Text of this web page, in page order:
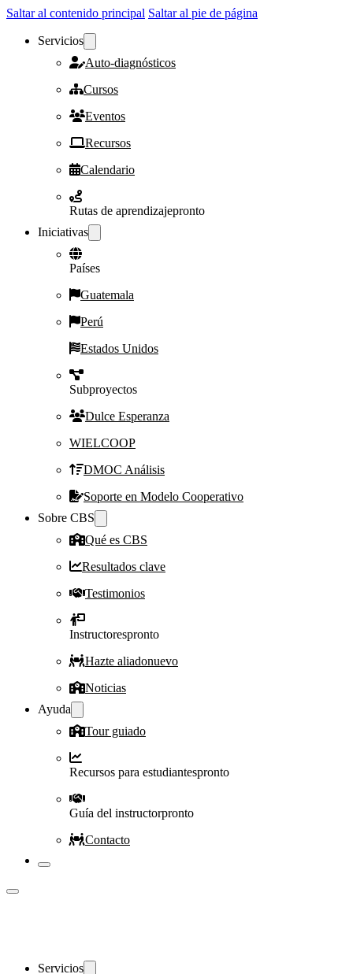
Saltar al contenido principal Saltar al pie de página
Servicios
Auto-diagnósticos
Cursos
Eventos
Recursos
Calendario
Rutas de aprendizajepronto
Iniciativas
Países
Guatemala
Perú
Estados Unidos
Subproyectos
Dulce Esperanza
WIELCOOP
DMOC Análisis
Soporte en Modelo Cooperativo
Sobre CBS
Qué es CBS
Resultados clave
Testimonios
Instructorespronto
Hazte aliadonuevo
Noticias
Ayuda
Tour guiado
Recursos para estudiantespronto
Guía del instructorpronto
Contacto
Servicios